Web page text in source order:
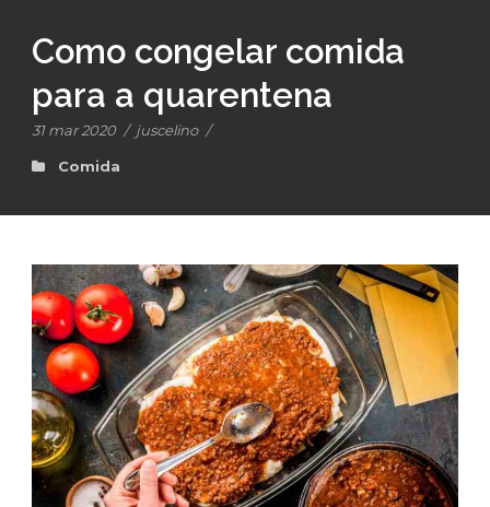
Como congelar comida
para a quarentena
31 mar 2020 / juscelino /
Comida